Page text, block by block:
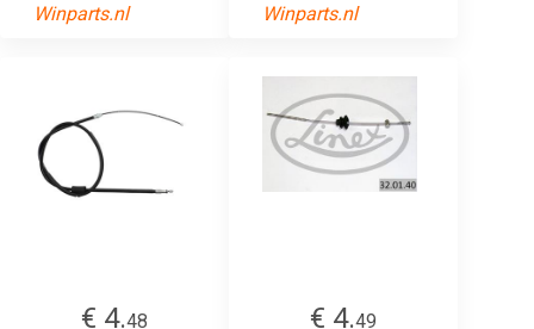
Winparts.nl Winparts.nl
€ 4.48
€ 4.49